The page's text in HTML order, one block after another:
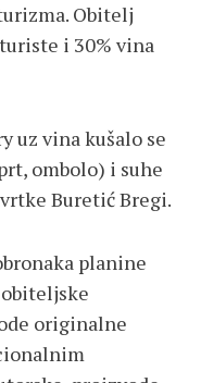
Obitelj
i 30% vina
uz vina kušalo se
ombolo) i suhe
Buretić Bregi.
planine
originalne